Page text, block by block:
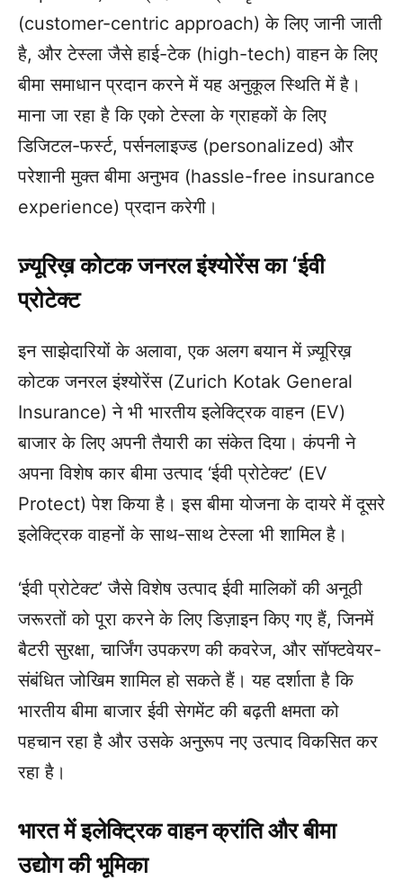
(customer-centric approach) के लिए जानी जाती
है, और टेस्ला जैसे हाई-टेक (high-tech) वाहन के लिए
बीमा समाधान प्रदान करने में यह अनुकूल स्थिति में है।
माना जा रहा है कि एको टेस्ला के ग्राहकों के लिए
डिजिटल-फर्स्ट, पर्सनलाइज्ड (personalized) और
परेशानी मुक्त बीमा अनुभव (hassle-free insurance
experience) प्रदान करेगी।
ज़्यूरिख़ कोटक जनरल इंश्योरेंस का ‘ईवी
प्रोटेक्ट
इन साझेदारियों के अलावा, एक अलग बयान में ज़्यूरिख़
कोटक जनरल इंश्योरेंस (Zurich Kotak General
Insurance) ने भी भारतीय इलेक्ट्रिक वाहन (EV)
बाजार के लिए अपनी तैयारी का संकेत दिया। कंपनी ने
अपना विशेष कार बीमा उत्पाद ‘ईवी प्रोटेक्ट’ (EV
Protect) पेश किया है। इस बीमा योजना के दायरे में दूसरे
इलेक्ट्रिक वाहनों के साथ-साथ टेस्ला भी शामिल है।
‘ईवी प्रोटेक्ट’ जैसे विशेष उत्पाद ईवी मालिकों की अनूठी
जरूरतों को पूरा करने के लिए डिज़ाइन किए गए हैं, जिनमें
बैटरी सुरक्षा, चार्जिंग उपकरण की कवरेज, और सॉफ्टवेयर-
संबंधित जोखिम शामिल हो सकते हैं। यह दर्शाता है कि
भारतीय बीमा बाजार ईवी सेगमेंट की बढ़ती क्षमता को
पहचान रहा है और उसके अनुरूप नए उत्पाद विकसित कर
रहा है।
भारत में इलेक्ट्रिक वाहन क्रांति और बीमा
उद्योग की भूमिका